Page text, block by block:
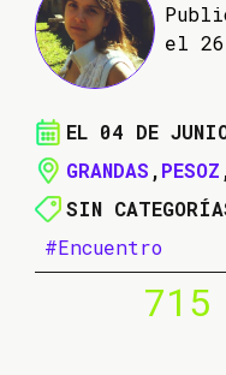
el 26
EL 04 DE
GRANDAS ,PESOZ
SIN
#Encuentro